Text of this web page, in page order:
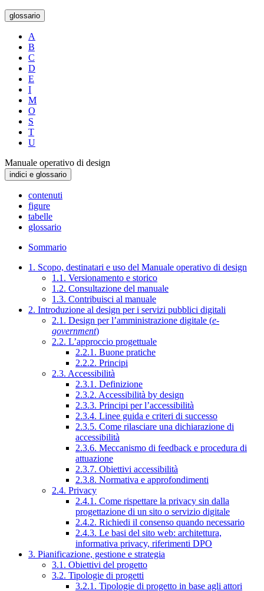
glossario
A
B
C
D
E
I
M
O
S
T
U
Manuale operativo di design
indici e glossario
contenuti
figure
tabelle
glossario
Sommario
1. Scopo, destinatari e uso del Manuale operativo di design
1.1. Versionamento e storico
1.2. Consultazione del manuale
1.3. Contribuisci al manuale
2. Introduzione al design per i servizi pubblici digitali
2.1. Design per l’amministrazione digitale (e-
government)
2.2. L’approccio progettuale
2.2.1. Buone pratiche
2.2.2. Principi
2.3. Accessibilità
2.3.1. Definizione
2.3.2. Accessibilità by design
2.3.3. Principi per l’accessibilità
2.3.4. Linee guida e criteri di successo
2.3.5. Come rilasciare una dichiarazione di
accessibilità
2.3.6. Meccanismo di feedback e procedura di
attuazione
2.3.7. Obiettivi accessibilità
2.3.8. Normativa e approfondimenti
2.4. Privacy
2.4.1. Come rispettare la privacy sin dalla
progettazione di un sito o servizio digitale
2.4.2. Richiedi il consenso quando necessario
2.4.3. Le basi del sito web: architettura,
informativa privacy, riferimenti DPO
3. Pianificazione, gestione e strategia
3.1. Obiettivi del progetto
3.2. Tipologie di progetti
3.2.1. Tipologie di progetto in base agli attori